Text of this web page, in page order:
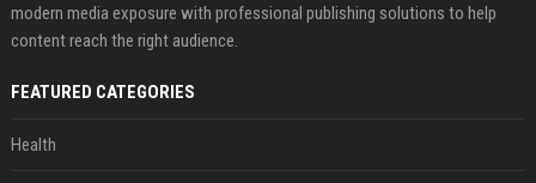
modern media exposure with professional publishing solutions to help
content reach the right audience.
FEATURED CATEGORIES
Health